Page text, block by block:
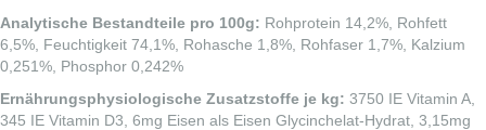
Analytische Bestandteile pro 100g: Rohprotein 14,2%, Rohfett
6,5%, Feuchtigkeit 74,1%, Rohasche 1,8%, Rohfaser 1,7%, Kalzium
0,251%, Phosphor 0,242%
Ernährungsphysiologische Zusatzstoffe je kg: 3750 IE Vitamin A,
345 IE Vitamin D3, 6mg Eisen als Eisen Glycinchelat-Hydrat, 3,15mg